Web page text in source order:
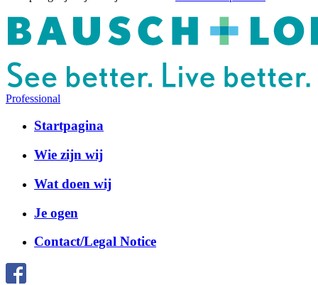
Professional
Startpagina
Wie zijn wij
Wat doen wij
Je ogen
Contact/Legal Notice